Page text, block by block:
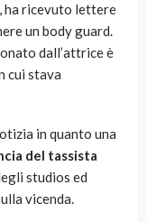
ha ricevuto lettere
un body guard.
dall’attrice è
cui stava
in quanto una
del tassista
studios ed
vicenda.